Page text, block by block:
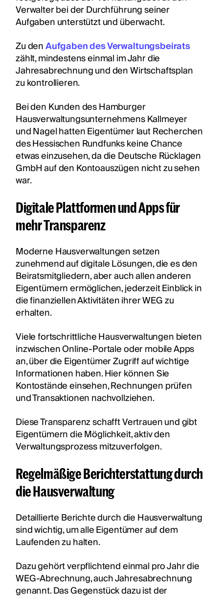
Verwalter bei der Durchführung seiner
Aufgaben unterstützt und überwacht.
Zu denAufgaben des Verwaltungsbeirats
zählt, mindestens einmal im Jahr die
Jahresabrechnung und den Wirtschaftsplan
zu kontrollieren.
Bei den Kunden des Hamburger
Hausverwaltungsunternehmens Kallmeyer
und Nagel hatten Eigentümer laut Recherchen
des Hessischen Rundfunks keine Chance
etwas einzusehen, da die Deutsche Rücklagen
GmbH auf den Kontoauszügen nicht zu sehen
war.
Digitale Plattformen und Apps für
mehr Transparenz
Moderne Hausverwaltungen setzen
zunehmend auf digitale Lösungen, die es den
Beiratsmitgliedern, aber auch allen anderen
Eigentümern ermöglichen, jederzeit Einblick in
die finanziellen Aktivitäten ihrer WEG zu
erhalten.
Viele fortschrittliche Hausverwaltungen bieten
inzwischen Online-Portale oder mobile Apps
an, über die Eigentümer Zugriff auf wichtige
Informationen haben. Hier können Sie
Kontostände einsehen, Rechnungen prüfen
und Transaktionen nachvollziehen.
Diese Transparenz schafft Vertrauen und gibt
Eigentümern die Möglichkeit, aktiv den
Verwaltungsprozess mitzuverfolgen.
Regelmäßige Berichterstattung durch
die Hausverwaltung
Detaillierte Berichte durch die Hausverwaltung
sind wichtig, um alle Eigentümer auf dem
Laufenden zu halten.
Dazu gehört verpflichtend einmal pro Jahr die
WEG-Abrechnung, auch Jahresabrechnung
genannt. Das Gegenstück dazu ist der